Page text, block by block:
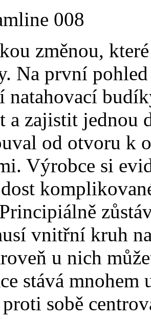
změnou,
Na první
natahovací
a zajistit jednou
od otvoru k
Výrobce si
vnitřní kruh
u nich
stává
sobě